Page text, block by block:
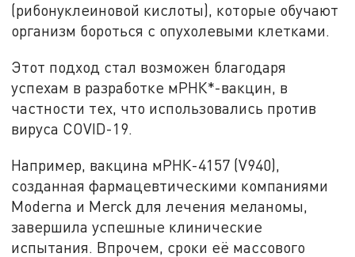
(рибонуклеиновой кислоты), которые обучают
организм бороться с опухолевыми клетками.
Этот подход стал возможен благодаря
успехам в разработке мРНК*-вакцин, в
частности тех, что использовались против
вируса COVID-19.
Например, вакцина мРНК-4157 (V940),
созданная фармацевтическими компаниями
Moderna и Merck для лечения меланомы,
завершила успешные клинические
испытания. Впрочем, сроки её массового